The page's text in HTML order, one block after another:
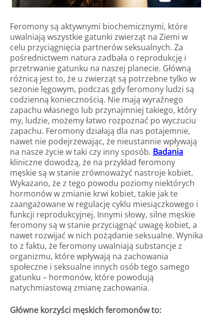
Feromony są aktywnymi biochemicznymi, które
uwalniają wszystkie gatunki zwierząt na Ziemi w
celu przyciągnięcia partnerów seksualnych. Za
pośrednictwem natura zadbała o reprodukcję i
przetrwanie gatunku na naszej planecie. Główną
różnicą jest to, że u zwierząt są potrzebne tylko w
sezonie lęgowym, podczas gdy feromony ludzi są
codzienną koniecznością. Nie mają wyraźnego
zapachu własnego lub przynajmniej takiego, który
my, ludzie, możemy łatwo rozpoznać po wyczuciu
zapachu. Feromony działają dla nas potajemnie,
nawet nie podejrzewając, że nieustannie wpływają
na nasze życie w taki czy inny sposób. Badania
kliniczne dowodzą, że na przykład feromony
męskie są w stanie zrównoważyć nastroje kobiet.
Wykazano, że z tego powodu poziomy niektórych
hormonów w zmianie krwi kobiet, takie jak te
zaangażowane w regulację cyklu miesiączkowego i
funkcji reprodukcyjnej. Innymi słowy, silne męskie
feromony są w stanie przyciągnąć uwagę kobiet, a
nawet rozwijać w nich pożądanie seksualne. Wynika
to z faktu, że feromony uwalniają substancje z
organizmu, które wpływają na zachowania
społeczne i seksualne innych osób tego samego
gatunku – hormonów, które powodują
natychmiastową zmianę zachowania.
Główne korzyści męskich feromonów to: